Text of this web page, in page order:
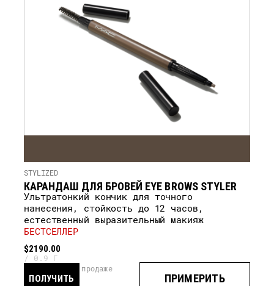
STYLIZED
КАРАНДАШ ДЛЯ БРОВЕЙ EYE BROWS STYLER
Ультратонкий кончик для точного
нанесения, стойкость до 12 часов,
естественный выразительный макияж
БЕСТСЕЛЛЕР
$2190.00
0.9 Г
ПРИМЕРИТЬ
ПОЛУЧИТЬ
скоро в продаже